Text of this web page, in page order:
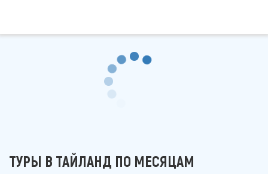
ТУРЫ В ТАЙЛАНД ПО МЕСЯЦАМ